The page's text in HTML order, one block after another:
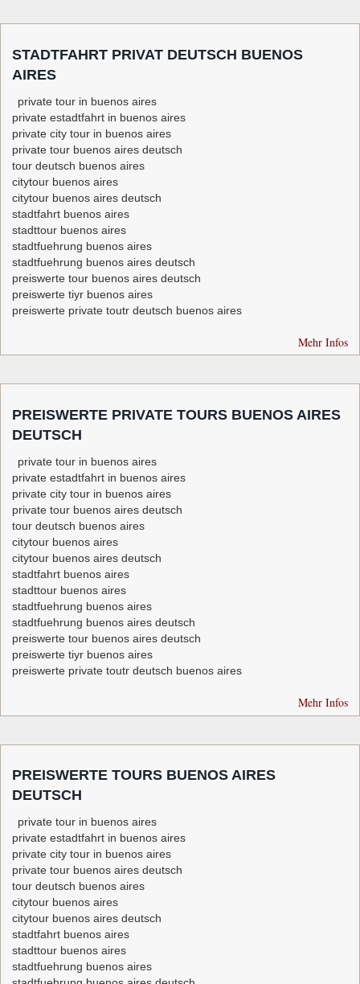
STADTFAHRT PRIVAT DEUTSCH BUENOS
AIRES
private tour in buenos aires
private estadtfahrt in buenos aires
private city tour in buenos aires
private tour buenos aires deutsch
tour deutsch buenos aires
citytour buenos aires
citytour buenos aires deutsch
stadtfahrt buenos aires
stadttour buenos aires
stadtfuehrung buenos aires
stadtfuehrung buenos aires deutsch
preiswerte tour buenos aires deutsch
preiswerte tiyr buenos aires
preiswerte private toutr deutsch buenos aires
Mehr Infos
PREISWERTE PRIVATE TOURS BUENOS AIRES
DEUTSCH
private tour in buenos aires
private estadtfahrt in buenos aires
private city tour in buenos aires
private tour buenos aires deutsch
tour deutsch buenos aires
citytour buenos aires
citytour buenos aires deutsch
stadtfahrt buenos aires
stadttour buenos aires
stadtfuehrung buenos aires
stadtfuehrung buenos aires deutsch
preiswerte tour buenos aires deutsch
preiswerte tiyr buenos aires
preiswerte private toutr deutsch buenos aires
Mehr Infos
PREISWERTE TOURS BUENOS AIRES
DEUTSCH
private tour in buenos aires
private estadtfahrt in buenos aires
private city tour in buenos aires
private tour buenos aires deutsch
tour deutsch buenos aires
citytour buenos aires
citytour buenos aires deutsch
stadtfahrt buenos aires
stadttour buenos aires
stadtfuehrung buenos aires